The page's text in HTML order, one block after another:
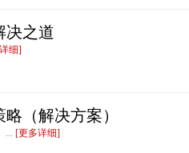
决之道
细]
（解决方案）
... [更多详细]